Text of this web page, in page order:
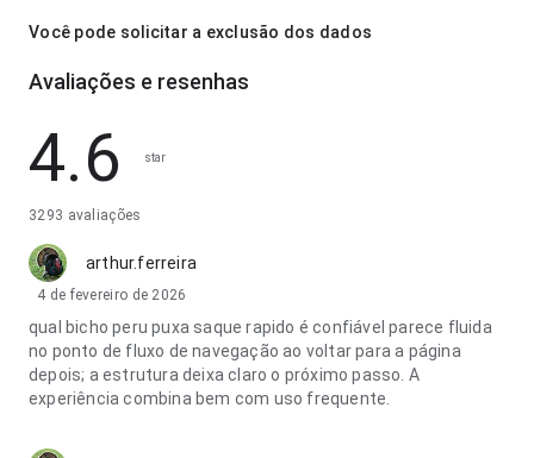
Você pode solicitar a exclusão dos dados
Avaliações e resenhas
4.6 star
3293 avaliações
arthur.ferreira
4 de fevereiro de 2026
qual bicho peru puxa saque rapido é confiável parece fluida
no ponto de fluxo de navegação ao voltar para a página
depois; a estrutura deixa claro o próximo passo. A
experiência combina bem com uso frequente.